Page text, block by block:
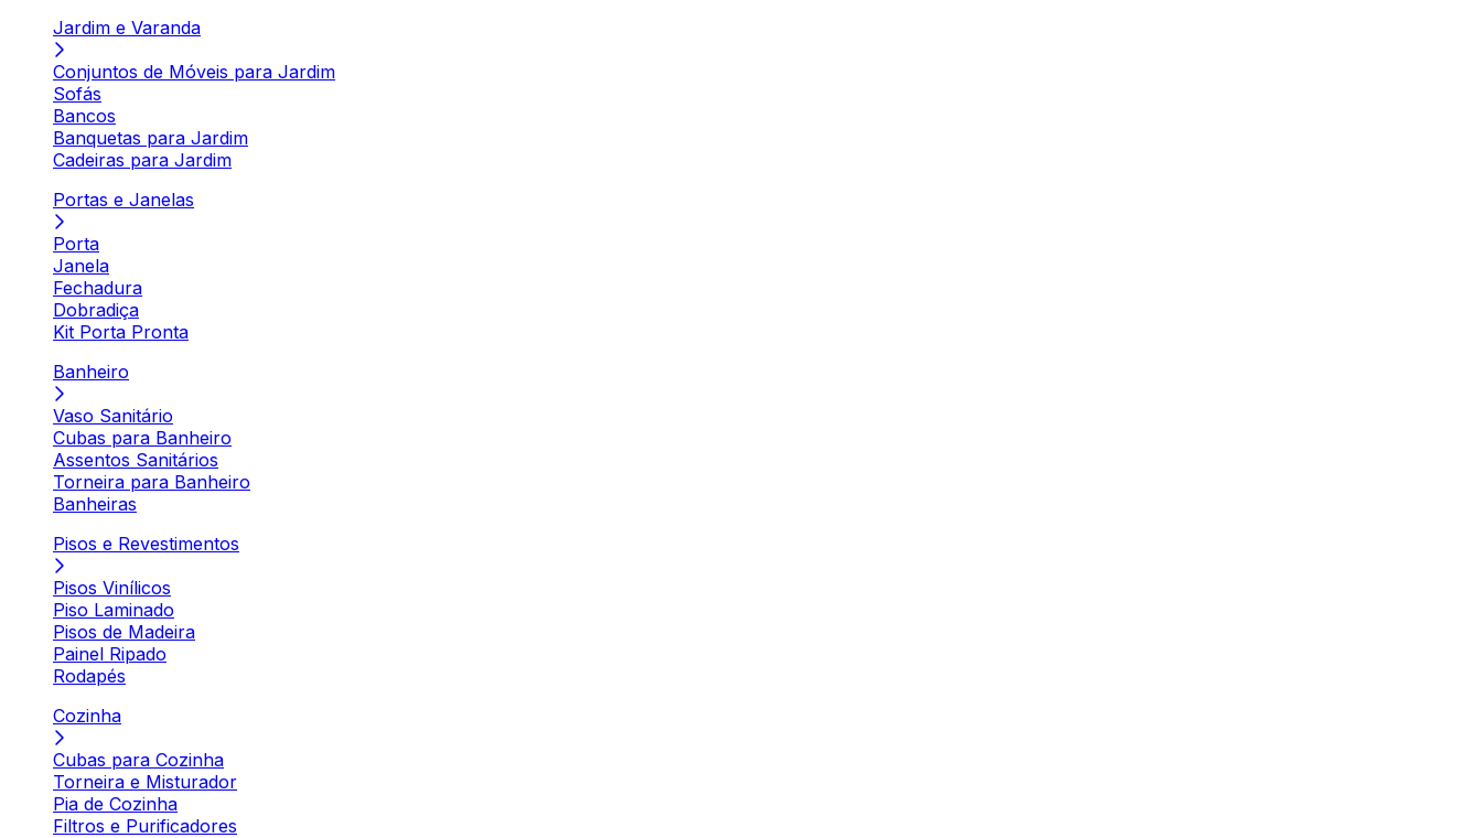
Jardim e Varanda
Conjuntos de Móveis para Jardim
Sofás
Bancos
Banquetas para Jardim
Cadeiras para Jardim
Portas e Janelas
Porta
Janela
Fechadura
Dobradiça
Kit Porta Pronta
Banheiro
Vaso Sanitário
Cubas para Banheiro
Assentos Sanitários
Torneira para Banheiro
Banheiras
Pisos e Revestimentos
Pisos Vinílicos
Piso Laminado
Pisos de Madeira
Painel Ripado
Rodapés
Cozinha
Cubas para Cozinha
Torneira e Misturador
Pia de Cozinha
Filtros e Purificadores